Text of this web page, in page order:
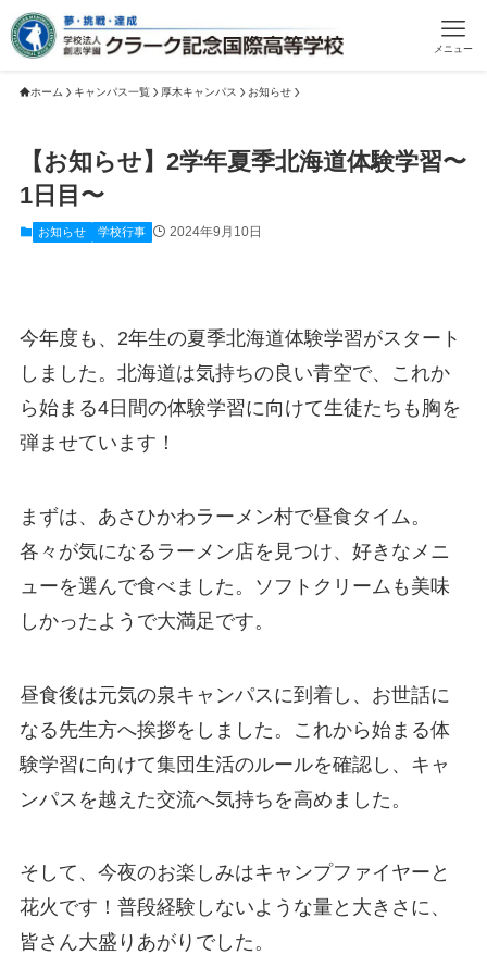
メニュー
ホーム キャンパス一覧 厚木キャンパス お知らせ
【お知らせ】2学年夏季北海道体験学習〜
1日目〜
お知らせ 学校行事 2024年9月10日
今年度も、2年生の夏季北海道体験学習がスタート
しました。北海道は気持ちの良い青空で、これか
ら始まる4日間の体験学習に向けて生徒たちも胸を
弾ませています！
まずは、あさひかわラーメン村で昼食タイム。
各々が気になるラーメン店を見つけ、好きなメニ
ューを選んで食べました。ソフトクリームも美味
しかったようで大満足です。
昼食後は元気の泉キャンパスに到着し、お世話に
なる先生方へ挨拶をしました。これから始まる体
験学習に向けて集団生活のルールを確認し、キャ
ンパスを越えた交流へ気持ちを高めました。
そして、今夜のお楽しみはキャンプファイヤーと
花火です！普段経験しないような量と大きさに、
皆さん大盛りあがりでした。